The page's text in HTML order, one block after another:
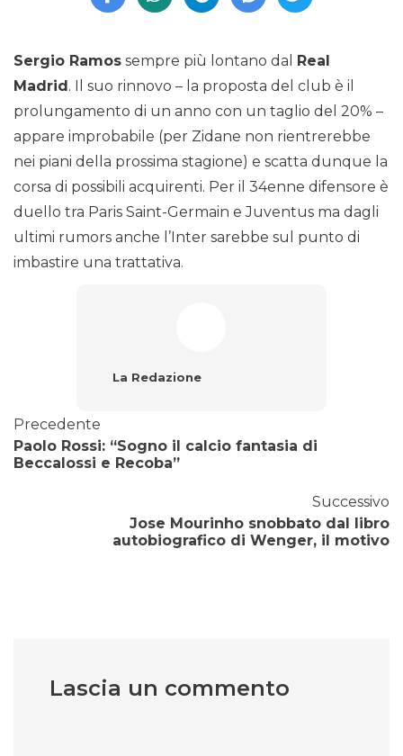
Sergio Ramos sempre più lontano dal Real
Madrid. Il suo rinnovo – la proposta del club è il
prolungamento di un anno con un taglio del 20% –
appare improbabile (per Zidane non rientrerebbe
nei piani della prossima stagione) e scatta dunque la
corsa di possibili acquirenti. Per il 34enne difensore è
duello tra Paris Saint-Germain e Juventus ma dagli
ultimi rumors anche l’Inter sarebbe sul punto di
imbastire una trattativa.
La Redazione
Precedente
Paolo Rossi: “Sogno il calcio fantasia di
Beccalossi e Recoba”
Successivo
Jose Mourinho snobbato dal libro
autobiografico di Wenger, il motivo
Lascia un commento